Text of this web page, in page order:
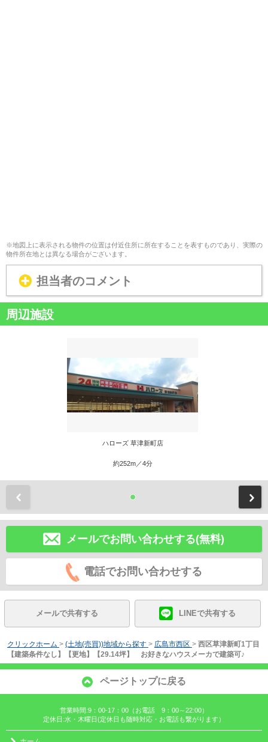
※地図上に表示される物件の位置は付近住所に所在することを表すものであり、実際の
物件所在地とは異なる場合がございます。
担当者のコメント
周辺施設
ハローズ 草津新町店
約252m／4分
メールでお問い合わせする(無料)
電話でお問い合わせする
メールで共有する LINEで共有する
クリックホーム > (土地(売買))地域から探す > 広島市西区 > 西区草津新町1丁目
【建築条件なし】【更地】【29.14坪】 お好きなハウスメーカで建築可♪
ページトップに戻る
営業時間:9：00-17：00（お電話 9：00～22:00）
定休日:水・木曜日(定休日も随時対応・お電話も繋がります）